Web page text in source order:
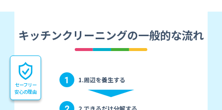
キッチンクリーニングの一般的な流れ
1 1.周辺を養生する
2.できるだけ分解する
セーフリー
安心の理由